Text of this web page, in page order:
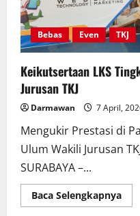
Bebas Even TKJ
Keikutsertaan LKS
Jurusan TKJ
Darmawan 7 April,
Mengukir Prestasi di
Ulum Wakili Jurusan
SURABAYA –...
Baca SelengkapnyaRead
more